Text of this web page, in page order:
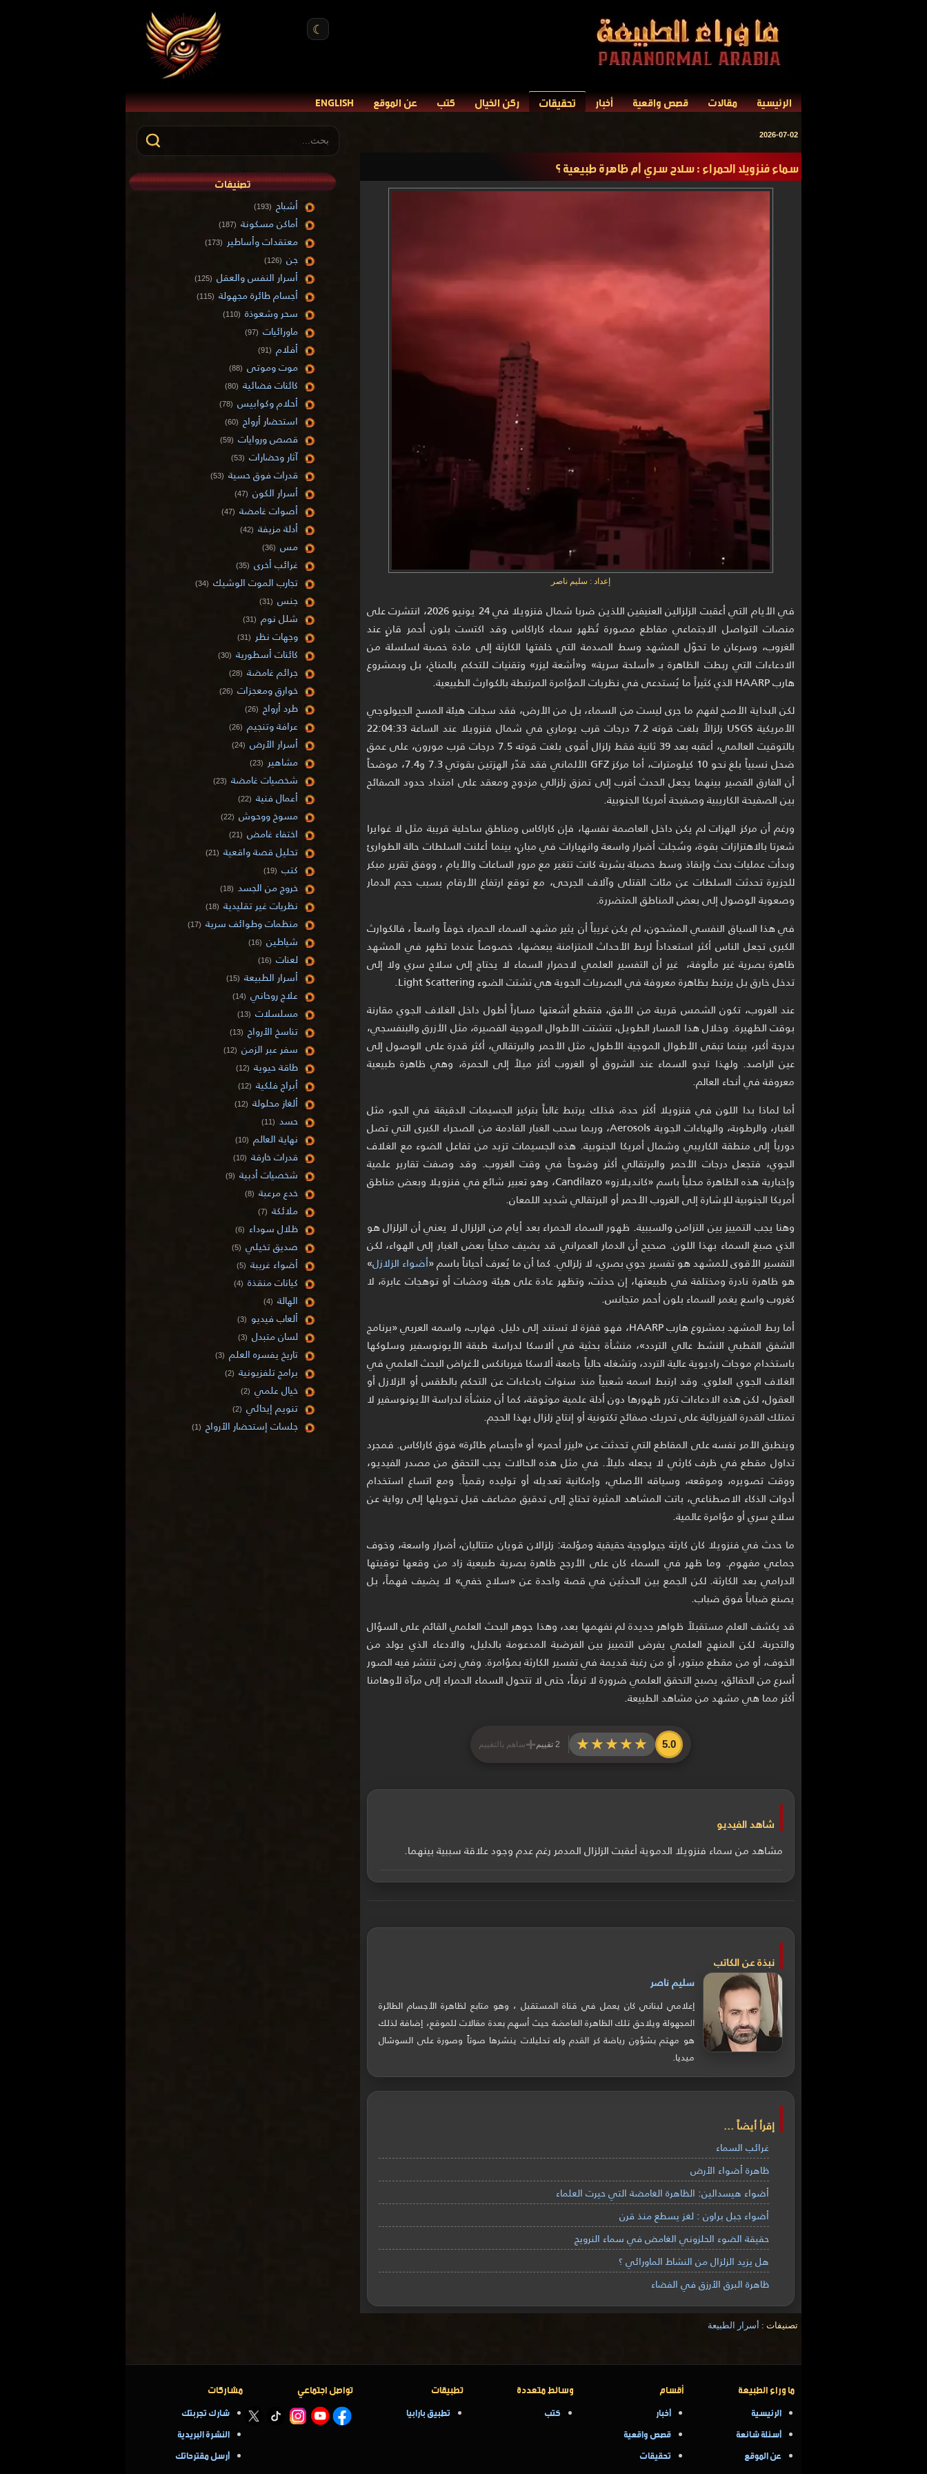
☾
الرئيسية مقالات قصص واقعية أخبار تحقيقات ركن الخيال كتب عن الموقع ENGLISH
2026-07-02
سماء فنزويلا الحمراء : سلاح سري أم ظاهرة طبيعية ؟
إعداد : سليم ناصر
في الأيام التي أعقبت الزلزالين العنيفين اللذين ضربا شمال فنزويلا في 24 يونيو 2026، انتشرت على
منصات التواصل الاجتماعي مقاطع مصورة تُظهر سماء كاراكاس وقد اكتست بلون أحمر قانٍ عند
الغروب، وسرعان ما تحوّل المشهد وسط الصدمة التي خلفتها الكارثة إلى مادة خصبة لسلسلة من
الادعاءات التي ربطت الظاهرة بـ «أسلحة سرية» و«أشعة ليزر» وتقنيات للتحكم بالمناخ، بل وبمشروع
هارب HAARP الذي كثيراً ما يُستدعى في نظريات المؤامرة المرتبطة بالكوارث الطبيعية.
لكن البداية الأصح لفهم ما جرى ليست من السماء، بل من الأرض، فقد سجلت هيئة المسح الجيولوجي
الأمريكية USGS زلزالاً بلغت قوته 7.2 درجات قرب يوماري في شمال فنزويلا عند الساعة 22:04:33
بالتوقيت العالمي، أعقبه بعد 39 ثانية فقط زلزال أقوى بلغت قوته 7.5 درجات قرب مورون، على عمق
ضحل نسبياً بلغ نحو 10 كيلومترات، أما مركز GFZ الألماني فقد قدّر الهزتين بقوتي 7.3 و7.4، موضحاً
أن الفارق القصير بينهما يجعل الحدث أقرب إلى تمزق زلزالي مزدوج ومعقد على امتداد حدود الصفائح
بين الصفيحة الكاريبية وصفيحة أمريكا الجنوبية.
ورغم أن مركز الهزات لم يكن داخل العاصمة نفسها، فإن كاراكاس ومناطق ساحلية قريبة مثل لا غوايرا
شعرتا بالاهتزازات بقوة، وسُجلت أضرار واسعة وانهيارات في مبانٍ، بينما أعلنت السلطات حالة الطوارئ
وبدأت عمليات بحث وإنقاذ وسط حصيلة بشرية كانت تتغير مع مرور الساعات والأيام ، ووفق تقرير مبكر
للجزيرة تحدثت السلطات عن مئات القتلى وآلاف الجرحى، مع توقع ارتفاع الأرقام بسبب حجم الدمار
وصعوبة الوصول إلى بعض المناطق المتضررة.
في هذا السياق النفسي المشحون، لم يكن غريباً أن يثير مشهد السماء الحمراء خوفاً واسعاً ، فالكوارث
الكبرى تجعل الناس أكثر استعداداً لربط الأحداث المتزامنة ببعضها، خصوصاً عندما تظهر في المشهد
ظاهرة بصرية غير مألوفة، غير أن التفسير العلمي لاحمرار السماء لا يحتاج إلى سلاح سري ولا إلى
تدخل خارق بل يرتبط بظاهرة معروفة في البصريات الجوية هي تشتت الضوء Light Scattering.
عند الغروب، تكون الشمس قريبة من الأفق، فتقطع أشعتها مساراً أطول داخل الغلاف الجوي مقارنة
بوقت الظهيرة. وخلال هذا المسار الطويل، تتشتت الأطوال الموجية القصيرة، مثل الأزرق والبنفسجي،
بدرجة أكبر، بينما تبقى الأطوال الموجية الأطول، مثل الأحمر والبرتقالي، أكثر قدرة على الوصول إلى
عين الراصد. ولهذا تبدو السماء عند الشروق أو الغروب أكثر ميلاً إلى الحمرة، وهي ظاهرة طبيعية
معروفة في أنحاء العالم.
أما لماذا بدا اللون في فنزويلا أكثر حدة، فذلك يرتبط غالباً بتركيز الجسيمات الدقيقة في الجو، مثل
الغبار، والرطوبة، والهباءات الجوية Aerosols، وربما سحب الغبار القادمة من الصحراء الكبرى التي تصل
دورياً إلى منطقة الكاريبي وشمال أمريكا الجنوبية. هذه الجسيمات تزيد من تفاعل الضوء مع الغلاف
الجوي، فتجعل درجات الأحمر والبرتقالي أكثر وضوحاً في وقت الغروب. وقد وصفت تقارير علمية
وإخبارية هذه الظاهرة محلياً باسم «كانديلازو» Candilazo، وهو تعبير شائع في فنزويلا وبعض مناطق
أمريكا الجنوبية للإشارة إلى الغروب الأحمر أو البرتقالي شديد اللمعان.
وهنا يجب التمييز بين التزامن والسببية. ظهور السماء الحمراء بعد أيام من الزلزال لا يعني أن الزلزال هو
الذي صبغ السماء بهذا اللون. صحيح أن الدمار العمراني قد يضيف محلياً بعض الغبار إلى الهواء، لكن
التفسير الأقوى للمشهد هو تفسير جوي بصري، لا زلزالي. كما أن ما يُعرف أحياناً باسم «أضواء الزلازل»
هو ظاهرة نادرة ومختلفة في طبيعتها، إن حدثت، وتظهر عادة على هيئة ومضات أو توهجات عابرة، لا
كغروب واسع يغمر السماء بلون أحمر متجانس.
أما ربط المشهد بمشروع هارب HAARP، فهو قفزة لا تستند إلى دليل. فهارب، واسمه العربي «برنامج
الشفق القطبي النشط عالي التردد»، منشأة بحثية في ألاسكا لدراسة طبقة الأيونوسفير وسلوكها
باستخدام موجات راديوية عالية التردد، وتشغله حالياً جامعة ألاسكا فيربانكس لأغراض البحث العلمي في
الغلاف الجوي العلوي. وقد ارتبط اسمه شعبياً منذ سنوات بادعاءات عن التحكم بالطقس أو الزلازل أو
العقول، لكن هذه الادعاءات تكرر ظهورها دون أدلة علمية موثوقة، كما أن منشأة لدراسة الأيونوسفير لا
تمتلك القدرة الفيزيائية على تحريك صفائح تكتونية أو إنتاج زلزال بهذا الحجم.
وينطبق الأمر نفسه على المقاطع التي تحدثت عن «ليزر أحمر» أو «أجسام طائرة» فوق كاراكاس. فمجرد
تداول مقطع في ظرف كارثي لا يجعله دليلاً. في مثل هذه الحالات يجب التحقق من مصدر الفيديو،
ووقت تصويره، وموقعه، وسياقه الأصلي، وإمكانية تعديله أو توليده رقمياً. ومع اتساع استخدام
أدوات الذكاء الاصطناعي، باتت المشاهد المثيرة تحتاج إلى تدقيق مضاعف قبل تحويلها إلى رواية عن
سلاح سري أو مؤامرة عالمية.
ما حدث في فنزويلا كان كارثة جيولوجية حقيقية ومؤلمة: زلزالان قويان متتاليان، أضرار واسعة، وخوف
جماعي مفهوم. وما ظهر في السماء كان على الأرجح ظاهرة بصرية طبيعية زاد من وقعها توقيتها
الدرامي بعد الكارثة. لكن الجمع بين الحدثين في قصة واحدة عن «سلاح خفي» لا يضيف فهماً، بل
يصنع ضباباً فوق ضباب.
قد يكشف العلم مستقبلاً ظواهر جديدة لم نفهمها بعد، وهذا جوهر البحث العلمي القائم على السؤال
والتجربة. لكن المنهج العلمي يفرض التمييز بين الفرضية المدعومة بالدليل، والادعاء الذي يولد من
الخوف، أو من مقطع مبتور، أو من رغبة قديمة في تفسير الكارثة بمؤامرة. وفي زمن تنتشر فيه الصور
أسرع من الحقائق، يصبح التحقق العلمي ضرورة لا ترفاً، حتى لا تتحول السماء الحمراء إلى مرآة لأوهامنا
أكثر مما هي مشهد من مشاهد الطبيعة.
5.0
★★★★★
★★★★★ 2 تقييم +ساهم بالتقييم
شاهد الفيديو
مشاهد من سماء فنزويلا الدموية أعقبت الزلزال المدمر رغم عدم وجود علاقة سببية بينهما.
نبذة عن الكاتب
سليم ناصر
إعلامي لبناني كان يعمل في قناة المستقبل ، وهو متابع لظاهرة الأجسام الطائرة
المجهولة ويلاحق تلك الظاهرة الغامضة حيث أسهم بعدة مقالات للموقع، إضافة لذلك
هو مهتم بشؤون رياضة كر القدم وله تحليلات ينشرها صوتاً وصورة على السوشال
ميديا.
إقرأ أيضاً ...
غرائب السماء
ظاهرة أضواء الأرض
أضواء هيسدالين: الظاهرة الغامضة التي حيرت العلماء
أضواء جبل براون : لغز يسطع منذ قرن
حقيقة الضوء الحلزوني الغامض في سماء النرويج
هل يزيد الزلزال من النشاط الماورائي ؟
ظاهرة البرق الأرزق في الفضاء
تصنيفات : أسرار الطبيعة
تصنيفات
أشباح (193)
أماكن مسكونة (187)
معتقدات وأساطير (173)
جن (126)
أسرار النفس والعقل (125)
أجسام طائرة مجهولة (115)
سحر وشعوذة (110)
ماورائيات (97)
أفلام (91)
موت وموتى (88)
كائنات فضائية (80)
أحلام وكوابيس (78)
استحضار أرواح (60)
قصص وروايات (59)
آثار وحضارات (53)
قدرات فوق حسية (53)
أسرار الكون (47)
أصوات غامضة (47)
أدلة مزيفة (42)
مس (36)
غرائب أخرى (35)
تجارب الموت الوشيك (34)
جنس (31)
شلل نوم (31)
وجهات نظر (31)
كائنات أسطورية (30)
جرائم غامضة (28)
خوارق ومعجزات (26)
طرد أرواح (26)
عرافة وتنجيم (26)
أسرار الأرض (24)
مشاهير (23)
شخصيات غامضة (23)
أعمال فنية (22)
مسوخ ووحوش (22)
اختفاء غامض (21)
تحليل قصة واقعية (21)
كتب (19)
خروج من الجسد (18)
نظريات غير تقليدية (18)
منظمات وطوائف سرية (17)
شياطين (16)
لعنات (16)
أسرار الطبيعة (15)
علاج روحاني (14)
مسلسلات (13)
تناسخ الأرواح (13)
سفر عبر الزمن (12)
طاقة حيوية (12)
أبراج فلكية (12)
ألغاز محلولة (12)
حسد (11)
نهاية العالم (10)
قدرات خارقة (10)
شخصيات أدبية (9)
خدع مرعبة (8)
ملائكة (7)
ظلال سوداء (6)
صديق تخيلي (5)
أضواء غريبة (5)
كيانات منقذة (4)
الهالة (4)
ألعاب فيديو (3)
لسان متبدل (3)
تاريخ يفسره العلم (3)
برامج تلفزيونية (2)
خيال علمي (2)
تنويم إيحائي (2)
جلسات إستحضار الأرواح (1)
ما وراء الطبيعة
الرئيسية
أسئلة شائعة
عن الموقع
أقسام
أخبار
قصص واقعية
تحقيقات
وسائط متعددة
كتب
تطبيقات
تطبيق بارابيا
تواصل اجتماعي مشاركات
شارك تجربتك
النشرة البريدية
أرسل مقترحاتك